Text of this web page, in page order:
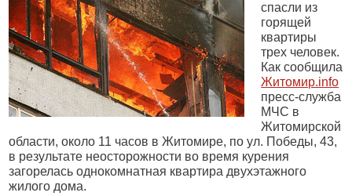
спасли из
горящей
квартиры
трех человек.
Как сообщила
Житомир.info
пресс-служба
МЧС в
Житомирской
области, около 11 часов в Житомире, по ул. Победы, 43,
в результате неосторожности во время курения
загорелась однокомнатная квартира двухэтажного
жилого дома.